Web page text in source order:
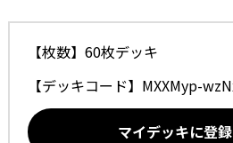
【枚数】60枚デッキ
【デッキコード】 MXXMyp-
マイデッキに登